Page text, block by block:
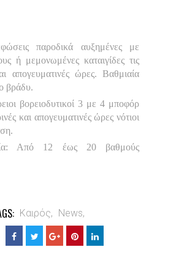
παροδικά αυξημένες με
ή μεμονωμένες καταιγίδες τις
απογευματινές ώρες. Βαθμιαία
βράδυ.
βορειοδυτικοί 3 με 4 μποφόρ
και απογευματινές ώρες νότιοι
Από 12 έως 20 βαθμούς
Καιρός, News,